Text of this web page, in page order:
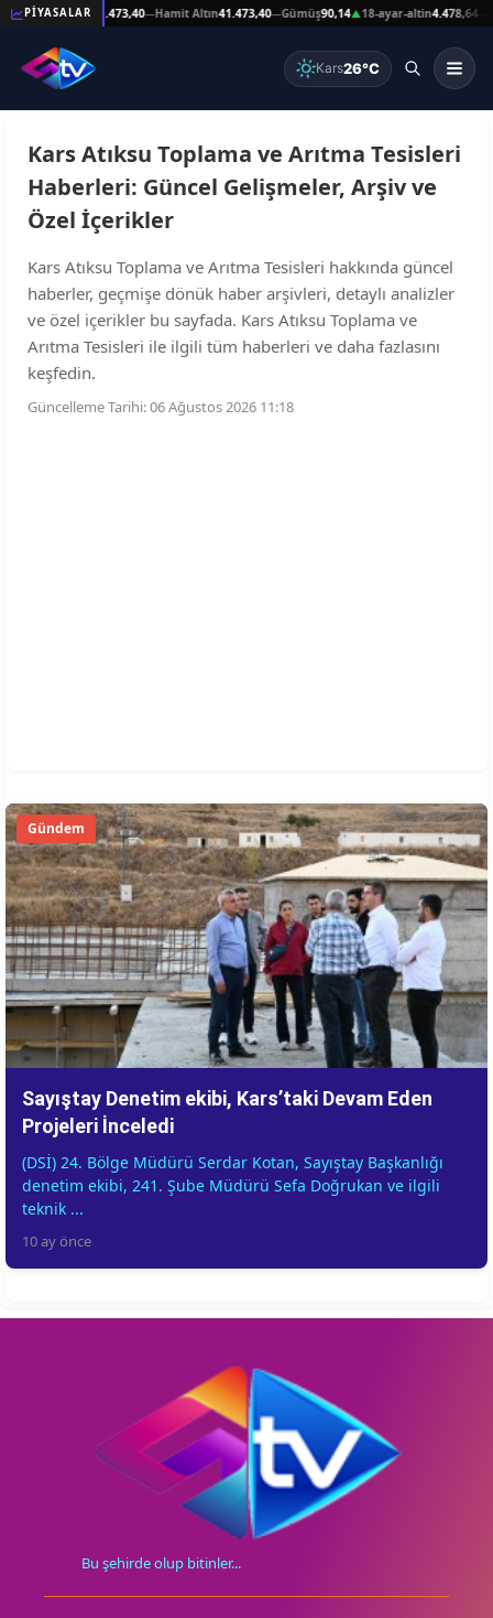
PİYASALAR
—Reşat Altın41.473,40—Hamit Altın41.473,40—Gümüş90,14▲18-ayar-altin4.478,64—
Kars26°C
Kars Atıksu Toplama ve Arıtma Tesisleri
Haberleri: Güncel Gelişmeler, Arşiv ve
Özel İçerikler
Kars Atıksu Toplama ve Arıtma Tesisleri hakkında güncel
haberler, geçmişe dönük haber arşivleri, detaylı analizler
ve özel içerikler bu sayfada. Kars Atıksu Toplama ve
Arıtma Tesisleri ile ilgili tüm haberleri ve daha fazlasını
keşfedin.
Güncelleme Tarihi: 06 Ağustos 2026 11:18
Gündem
Sayıştay Denetim ekibi, Kars’taki Devam Eden
Projeleri İnceledi
(DSİ) 24. Bölge Müdürü Serdar Kotan, Sayıştay Başkanlığı
denetim ekibi, 241. Şube Müdürü Sefa Doğrukan ve ilgili
teknik ...
10 ay önce
Bu şehirde olup bitinler...